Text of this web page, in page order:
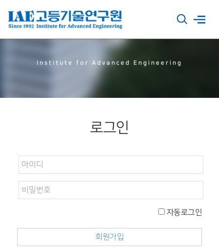
Institute for Advanced Engineering
로그인
자동로그인
회원가입